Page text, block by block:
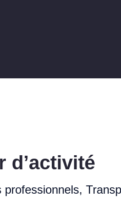
d’activité
professionnels,